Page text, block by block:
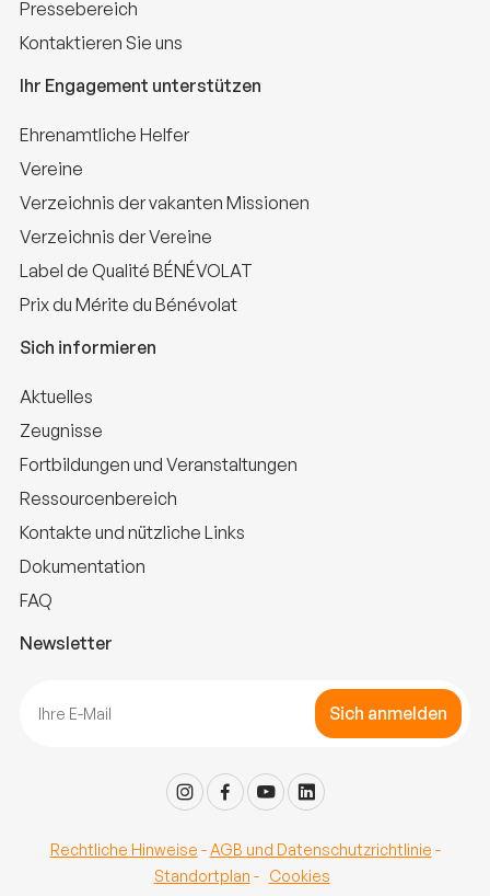
Pressebereich
Kontaktieren Sie uns
Ihr Engagement unterstützen
Ehrenamtliche Helfer
Vereine
Verzeichnis der vakanten Missionen
Verzeichnis der Vereine
Label de Qualité BÉNÉVOLAT
Prix du Mérite du Bénévolat
Sich informieren
Aktuelles
Zeugnisse
Fortbildungen und Veranstaltungen
Ressourcenbereich
Kontakte und nützliche Links
Dokumentation
FAQ
Newsletter
Sich anmelden
Rechtliche Hinweise -AGB und Datenschutzrichtlinie -
Standortplan - Cookies